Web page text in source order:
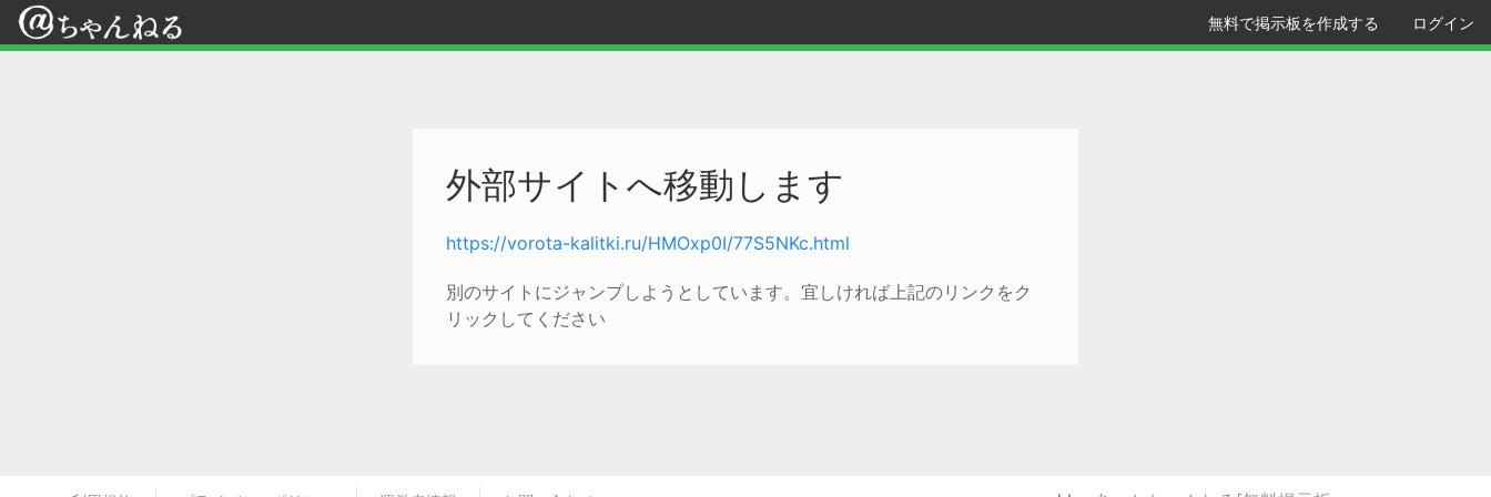
無料で掲示板を作成する ログイン
外部サイトへ移動します
https://vorota-kalitki.ru/HMOxp0I/77S5NKc.html
別のサイトにジャンプしようとしています。宜しければ上記のリンクをク
リックしてください